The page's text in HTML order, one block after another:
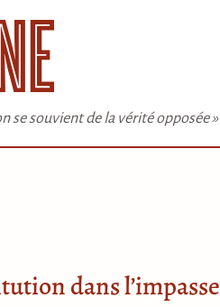
se souvient de la vérité opposée »
dans l’impasse